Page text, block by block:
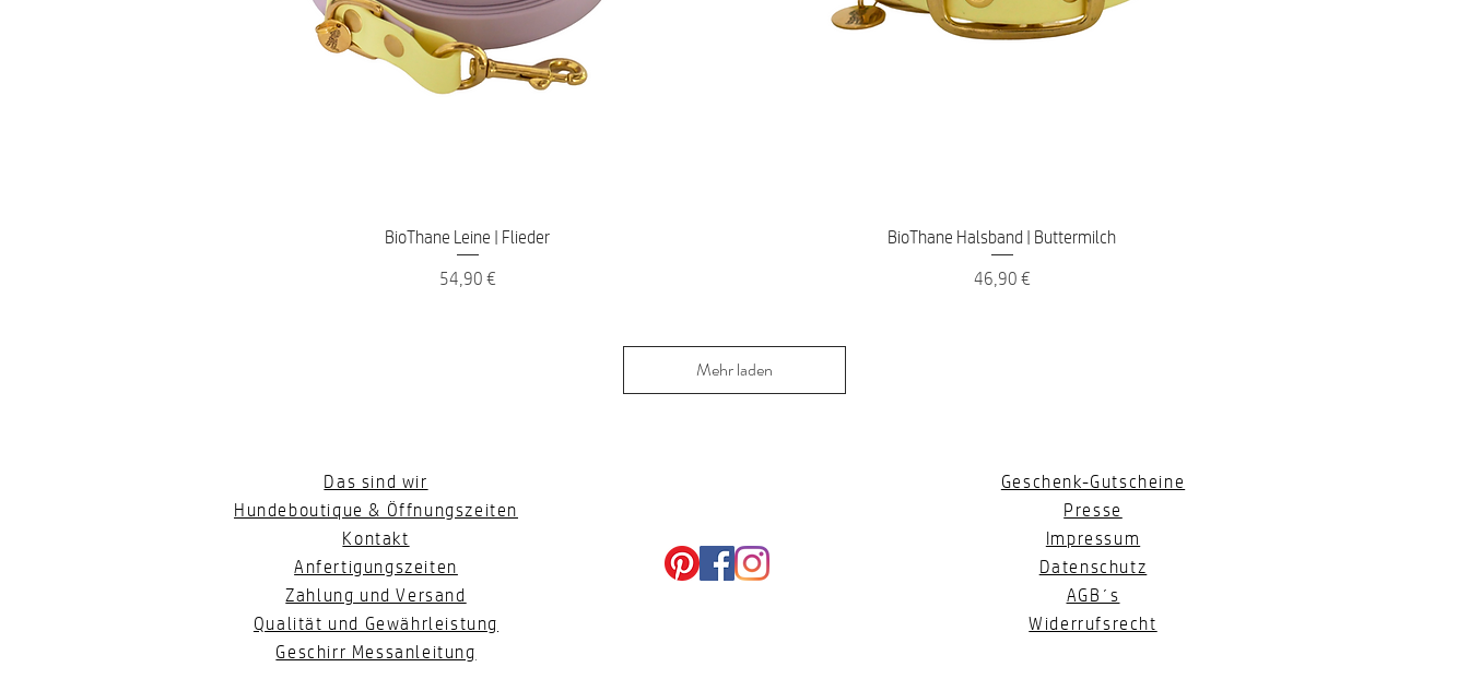
Schnellansicht
BioThane Leine | Flieder
Preis
54,90 €
Schnellansicht
BioThane Halsband | Buttermilch
Preis
46,90 €
Mehr laden
Das sind wir
Hundeboutique & Öffnungszeiten
Kontakt
Anfertigungszeiten
Zahlung und Versand
Qualität und Gewährleistung
Geschirr Messanleitung
Geschenk-Gutscheine
Presse
Impressum
Datenschutz
AGB´s
Widerrufsrecht